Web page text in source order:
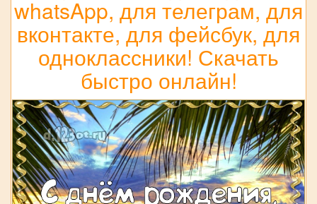
whatsApp, для телеграм, для
вконтакте, для фейсбук, для
одноклассники! Скачать
быстро онлайн!